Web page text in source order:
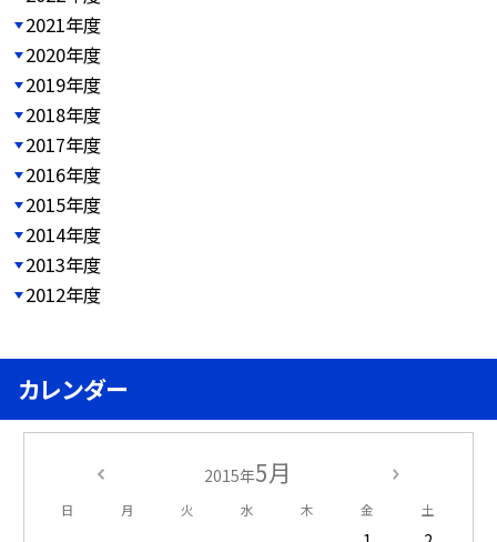
2021年度
2020年度
2019年度
2018年度
2017年度
2016年度
2015年度
2014年度
2013年度
2012年度
カレンダー
2015年5月
日 月 火 水 木 金 土